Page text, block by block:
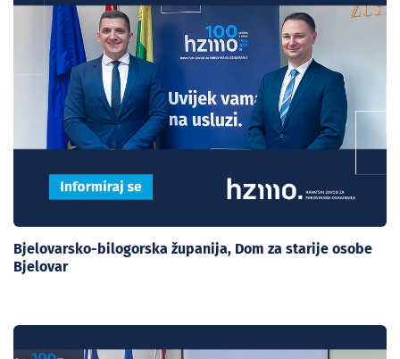
Bjelovarsko-bilogorska županija, Dom za starije osobe
Bjelovar